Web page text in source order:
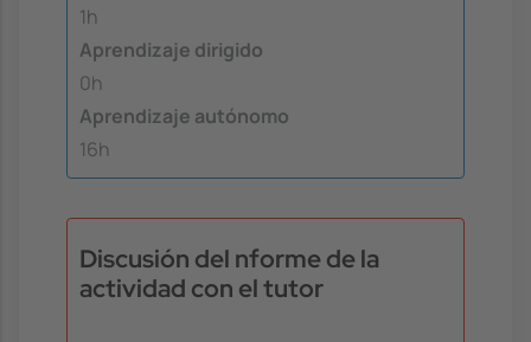
1h
Aprendizaje dirigido
0h
Aprendizaje autónomo
16h
Discusión del nforme de la
actividad con el tutor